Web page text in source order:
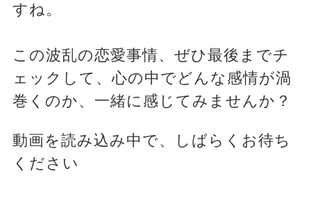
すね。
この波乱の恋愛事情、ぜひ最後までチ
ェックして、心の中でどんな感情が渦
巻くのか、一緒に感じてみませんか？
動画を読み込み中で、しばらくお待ち
ください